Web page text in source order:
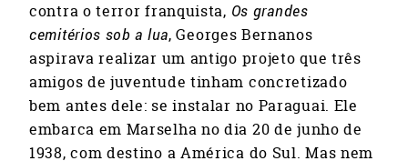
contra o terror franquista, Os grandes
cemitérios sob a lua, Georges Bernanos
aspirava realizar um antigo projeto que três
amigos de juventude tinham concretizado
bem antes dele: se instalar no Paraguai. Ele
embarca em Marselha no dia 20 de junho de
1938, com destino a América do Sul. Mas nem